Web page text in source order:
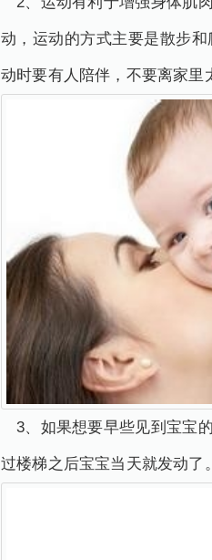
动，运动的方式主要是散步
动时要有人陪伴，不要离家里
3、如果想要早些见到宝宝
过楼梯之后宝宝当天就发动了。